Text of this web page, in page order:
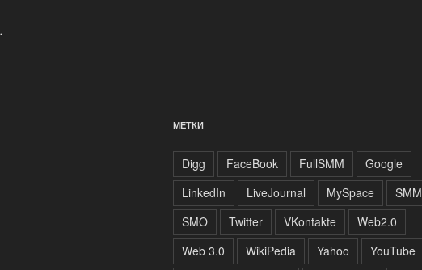
.
МЕТКИ
Digg FaceBook FullSMM
Google
LinkedIn
LiveJournal MySpace
SMM
SMO
Twitter VKontakte
Web2.0
Web 3.0
WikiPedia Yahoo
YouTube